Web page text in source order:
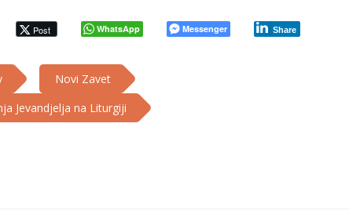
Post WhatsApp Messenger Share
Novi Zavet
Jevandjelja na Liturgiji